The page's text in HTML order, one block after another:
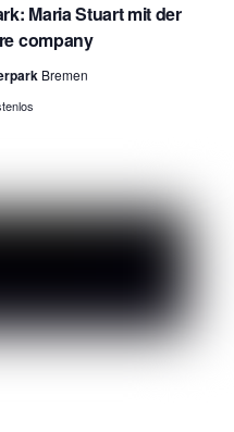
Maria Stuart mit der
company
Bremen